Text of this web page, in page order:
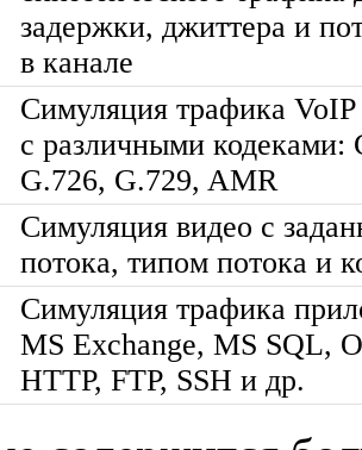
задержки, джиттера и
в канале
Симуляция трафика VoIP
с различными кодеками:
G.726, G.729, AMR
Симуляция видео с
потока, типом потока и
Симуляция трафика
MS Exchange, MS SQL,
HTTP, FTP, SSH и др.